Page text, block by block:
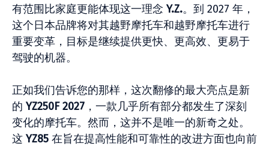
有范围比家庭更能体现这一理念 Y.Z.。到 2027 年，
这个日本品牌将对其越野摩托车和越野摩托车进行
重要变革，目标是继续提供更快、更高效、更易于
驾驶的机器。
正如我们告诉您的那样，这次翻修的最大亮点是新
的 YZ250F 2027 ，一款几乎所有部分都发生了深刻
变化的摩托车。然而，这并不是唯一的新奇之处。
这 YZ85 在旨在提高性能和可靠性的改进方面也向前